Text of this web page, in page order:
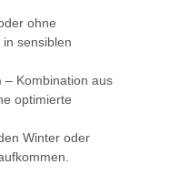
ohne
sensiblen
– Kombination aus
optimierte
Winter oder